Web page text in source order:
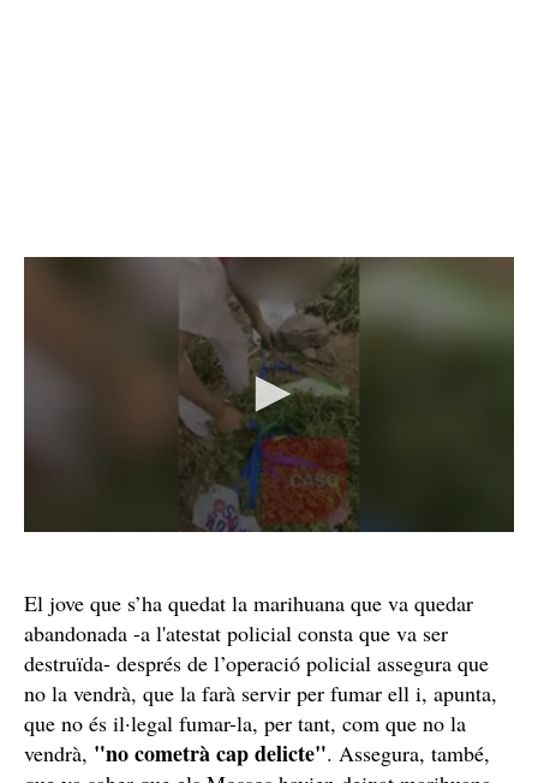
El jove que s’ha quedat la marihuana que va quedar
abandonada -a l'atestat policial consta que va ser
destruïda- després de l’operació policial assegura que
no la vendrà, que la farà servir per fumar ell i, apunta,
que no és il·legal fumar-la, per tant, com que no la
vendrà, "no cometrà cap delicte". Assegura, també,